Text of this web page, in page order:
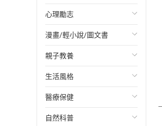
財務/金融
管理/領導
職場工作術
成功法
行銷/廣告
傳記
日本文學
韓國文學
華文文學
經典文學
成長/家庭生活小說
懸疑/推理小說
國際關係
政治
社會科學
台灣/中國歷史
日/韓歷史
其他歷史/史學
心理勵志
心靈成長/情緒
人際關係
兩性關係
心理學
漫畫/輕小說/圖文書
輕小說
奇幻/科幻
愛情故事
職場/社會寫實
親子教養
教育現場
兒童文學/故事
兒童科普/學習
生活風格
飲食/食譜
健身/美顏
醫療保健
健康/養生
自然科普